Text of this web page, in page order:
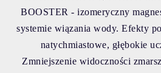
BOOSTER - izomeryczny
systemie wiązania wody.Efekty
natychmiastowe, głębokie
Zmniejszenie widoczności